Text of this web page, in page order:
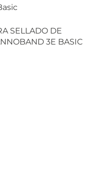
SELLADO DE
3E BASIC